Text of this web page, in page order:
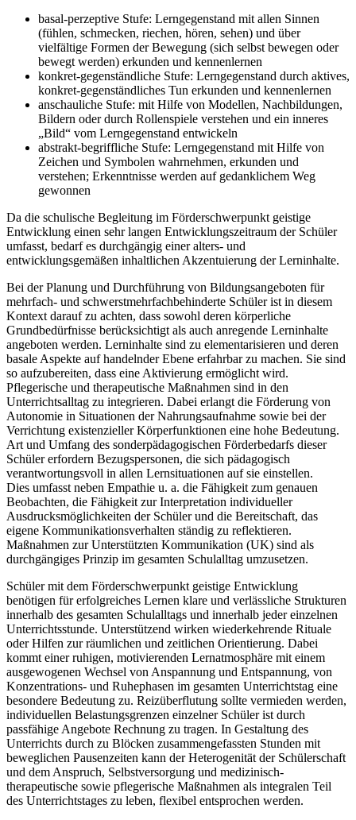
basal-perzeptive Stufe: Lerngegenstand mit allen Sinnen
(fühlen, schmecken, riechen, hören, sehen) und über
vielfältige Formen der Bewegung (sich selbst bewegen oder
bewegt werden) erkunden und kennenlernen
konkret-gegenständliche Stufe: Lerngegenstand durch aktives,
konkret-gegenständliches Tun erkunden und kennenlernen
anschauliche Stufe: mit Hilfe von Modellen, Nachbildungen,
Bildern oder durch Rollenspiele verstehen und ein inneres
„Bild“ vom Lerngegenstand entwickeln
abstrakt-begriffliche Stufe: Lerngegenstand mit Hilfe von
Zeichen und Symbolen wahrnehmen, erkunden und
verstehen; Erkenntnisse werden auf gedanklichem Weg
gewonnen
Da die schulische Begleitung im Förderschwerpunkt geistige
Entwicklung einen sehr langen Entwicklungszeitraum der Schüler
umfasst, bedarf es durchgängig einer alters- und
entwicklungsgemäßen inhaltlichen Akzentuierung der Lerninhalte.
Bei der Planung und Durchführung von Bildungsangeboten für
mehrfach- und schwerstmehrfachbehinderte Schüler ist in diesem
Kontext darauf zu achten, dass sowohl deren körperliche
Grundbedürfnisse berücksichtigt als auch anregende Lerninhalte
angeboten werden. Lerninhalte sind zu elementarisieren und deren
basale Aspekte auf handelnder Ebene erfahrbar zu machen. Sie sind
so aufzubereiten, dass eine Aktivierung ermöglicht wird.
Pflegerische und therapeutische Maßnahmen sind in den
Unterrichtsalltag zu integrieren. Dabei erlangt die Förderung von
Autonomie in Situationen der Nahrungsaufnahme sowie bei der
Verrichtung existenzieller Körperfunktionen eine hohe Bedeutung.
Art und Umfang des sonderpädagogischen Förderbedarfs dieser
Schüler erfordern Bezugspersonen, die sich pädagogisch
verantwortungsvoll in allen Lernsituationen auf sie einstellen.
Dies umfasst neben Empathie u. a. die Fähigkeit zum genauen
Beobachten, die Fähigkeit zur Interpretation individueller
Ausdrucksmöglichkeiten der Schüler und die Bereitschaft, das
eigene Kommunikationsverhalten ständig zu reflektieren.
Maßnahmen zur Unterstützten Kommunikation (UK) sind als
durchgängiges Prinzip im gesamten Schulalltag umzusetzen.
Schüler mit dem Förderschwerpunkt geistige Entwicklung
benötigen für erfolgreiches Lernen klare und verlässliche Strukturen
innerhalb des gesamten Schulalltags und innerhalb jeder einzelnen
Unterrichtsstunde. Unterstützend wirken wiederkehrende Rituale
oder Hilfen zur räumlichen und zeitlichen Orientierung. Dabei
kommt einer ruhigen, motivierenden Lernatmosphäre mit einem
ausgewogenen Wechsel von Anspannung und Entspannung, von
Konzentrations- und Ruhephasen im gesamten Unterrichtstag eine
besondere Bedeutung zu. Reizüberflutung sollte vermieden werden,
individuellen Belastungsgrenzen einzelner Schüler ist durch
passfähige Angebote Rechnung zu tragen. In Gestaltung des
Unterrichts durch zu Blöcken zusammengefassten Stunden mit
beweglichen Pausenzeiten kann der Heterogenität der Schülerschaft
und dem Anspruch, Selbstversorgung und medizinisch-
therapeutische sowie pflegerische Maßnahmen als integralen Teil
des Unterrichtstages zu leben, flexibel entsprochen werden.